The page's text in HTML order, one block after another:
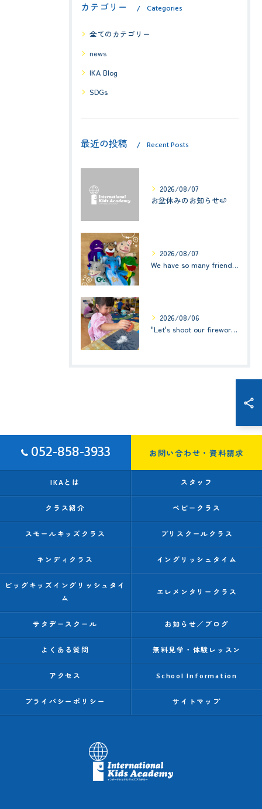
カテゴリー Categories
全てのカテゴリー
news
IKA Blog
SDGs
最近の投稿 Recent Posts
2026/08/07
お盆休みのお知らせ🍉
2026/08/07
We have so many friends in this classroom! (お友達いっぱい！)Small Kids☆1歳児クラス
2026/08/06
"Let's shoot our fireworks!" (みんなで花火を打ち上げよう！) ☆ Preschool (2歳児クラス)
052-858-3933 お問い合わせ・資料請求
IKAとは スタッフ
クラス紹介 ベビークラス
スモールキッズクラス プリスクールクラス
キンディクラス イングリッシュタイム
ビッグキッズイングリッシュタイ
ム
エレメンタリークラス
サタデースクール お知らせ／ブログ
よくある質問 無料見学・体験レッスン
アクセス School Information
プライバシーポリシー サイトマップ